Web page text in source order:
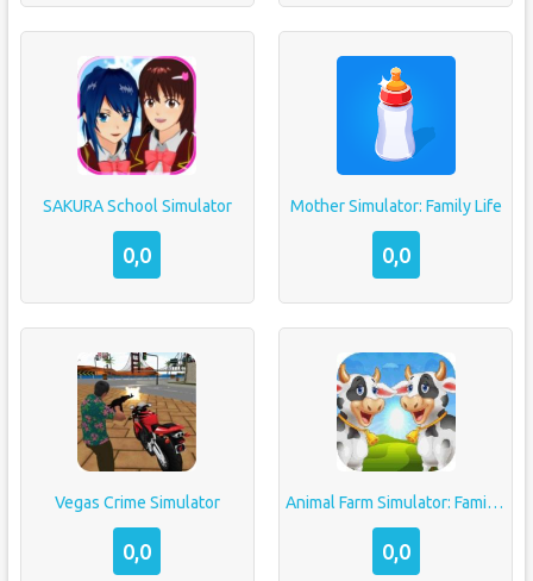
SAKURA School Simulator
0,0
Mother Simulator: Family Life
0,0
Vegas Crime Simulator
0,0
Animal Farm Simulator: Family Farming
0,0